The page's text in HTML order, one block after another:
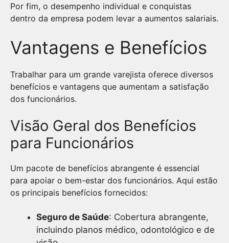
Por fim, o desempenho individual e conquistas
dentro da empresa podem levar a aumentos salariais.
Vantagens e Benefícios
Trabalhar para um grande varejista oferece diversos
benefícios e vantagens que aumentam a satisfação
dos funcionários.
Visão Geral dos Benefícios
para Funcionários
Um pacote de benefícios abrangente é essencial
para apoiar o bem-estar dos funcionários. Aqui estão
os principais benefícios fornecidos:
Seguro de Saúde: Cobertura abrangente,
incluindo planos médico, odontológico e de